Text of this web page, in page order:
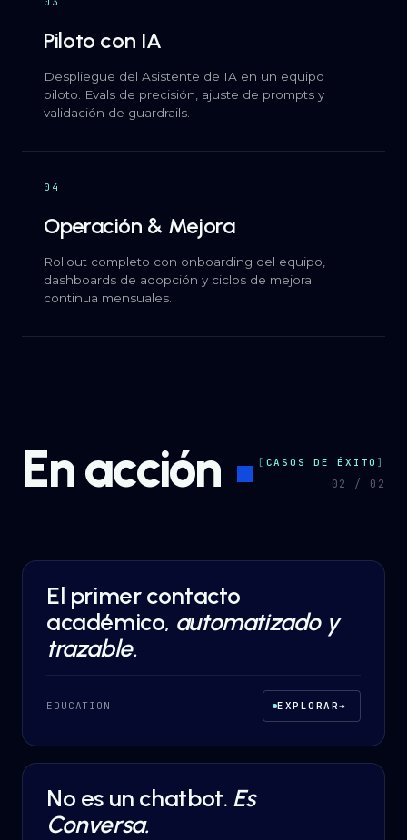
Piloto con IA
Despliegue del Asistente de IA en un equipo
piloto. Evals de precisión, ajuste de prompts y
validación de guardrails.
04
Operación & Mejora
Rollout completo con onboarding del equipo,
dashboards de adopción y ciclos de mejora
continua mensuales.
En acción CASOS DE ÉXITO
02 / 0 2
AI AUTOMATION·EDUCATION
El primer contacto
académico, automatizado y
trazable.
EDUCATION EXPLORAR→
AI AUTOMATION·HEALTHCARE
No es un chatbot. Es
Conversa.